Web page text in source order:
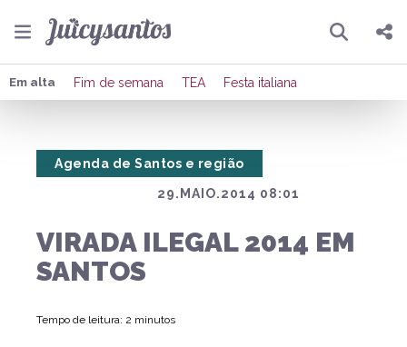
Pesquisar
Compartilhar
Publicar no X
Em alta Fim de semana TEA Festa italiana
29.MAIO.2014 08:01
Agenda de Santos e região
VIRADA ILEGAL 2014 EM
SANTOS
Tempo de leitura: 2 minutos